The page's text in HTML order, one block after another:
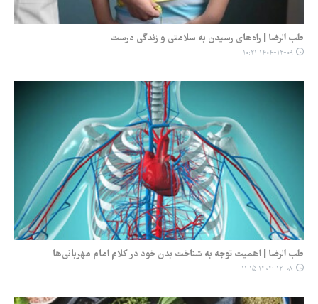
طب الرضا | راه‌های رسیدن به سلامتی و زندگی درست
۱۴۰۴-۱۲-۰۹ ۱۰:۲۱
طب الرضا | اهمیت توجه به شناخت بدن خود در کلام امام مهربانی‌ها
۱۴۰۴-۱۲-۰۸ ۱۱:۱۵